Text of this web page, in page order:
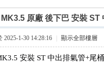
›
原廠 後下巴 安裝 ST
2025-1-30 14:28:16 顯示全部樓層
安裝 ST 中出排氣管+尾桶